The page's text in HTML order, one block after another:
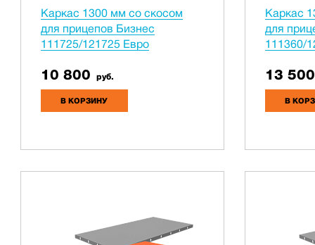
Каркас 1300 мм со скосом
для прицепов Бизнес
111725/121725 Евро
10 800 руб.
В КОРЗИНУ
Каркас
для
111360/
13 500
В